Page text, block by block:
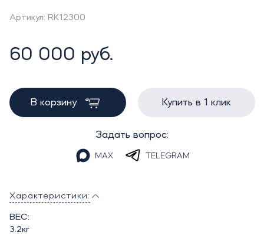
Артикул: RK12300
60 000 руб.
В корзину Купить в 1 клик
Задать вопрос:
MAX TELEGRAM
Характеристики:
ВЕС:
3.2кг